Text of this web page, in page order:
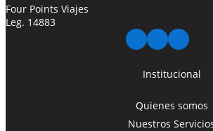
Four Points Viajes
Leg. 14883
Institucional
Quienes somos
Nuestros